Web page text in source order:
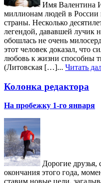
Имя Валентина
миллионам людей в России
страны. Несколько
легендой, дававшей лучик
обошлась не очень
этот человек доказал, что
любовь к жизни способны
(Литовская […]... Читать
Колонка редактора
На пробежку 1-го января
Дорогие друзья,
окончания этого года,